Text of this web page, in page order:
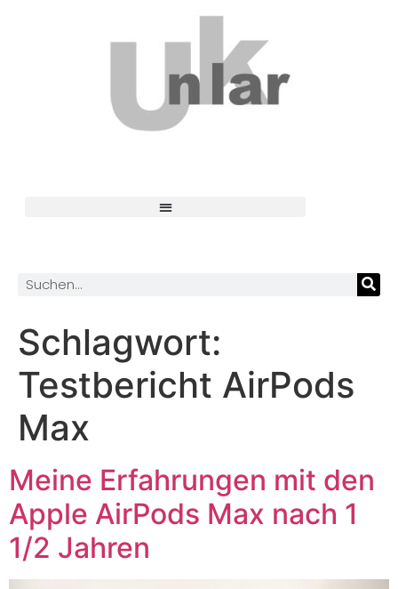
Schlagwort:
Testbericht AirPods
Max
Meine Erfahrungen mit den
Apple AirPods Max nach 1
1/2 Jahren